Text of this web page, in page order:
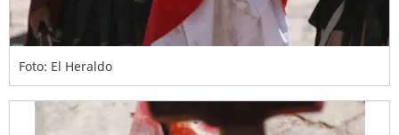
Foto: El Heraldo